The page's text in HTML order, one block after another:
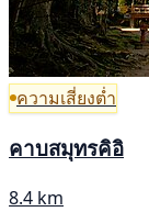
ความเสี่ยงต่ำ
คาบสมุทรคิอิ
8.4 km